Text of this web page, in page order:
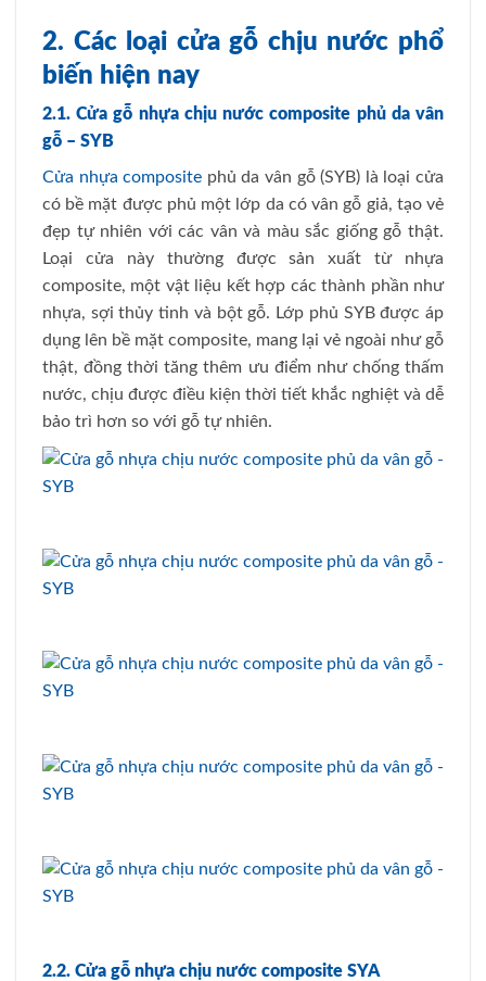
2. Các loại cửa gỗ chịu nước phổ
biến hiện nay
2.1. Cửa gỗ nhựa chịu nước composite phủ da vân
gỗ – SYB
Cửa nhựa composite phủ da vân gỗ (SYB) là loại cửa
có bề mặt được phủ một lớp da có vân gỗ giả, tạo vẻ
đẹp tự nhiên với các vân và màu sắc giống gỗ thật.
Loại cửa này thường được sản xuất từ nhựa
composite, một vật liệu kết hợp các thành phần như
nhựa, sợi thủy tinh và bột gỗ. Lớp phủ SYB được áp
dụng lên bề mặt composite, mang lại vẻ ngoài như gỗ
thật, đồng thời tăng thêm ưu điểm như chống thấm
nước, chịu được điều kiện thời tiết khắc nghiệt và dễ
bảo trì hơn so với gỗ tự nhiên.
2.2. Cửa gỗ nhựa chịu nước composite SYA